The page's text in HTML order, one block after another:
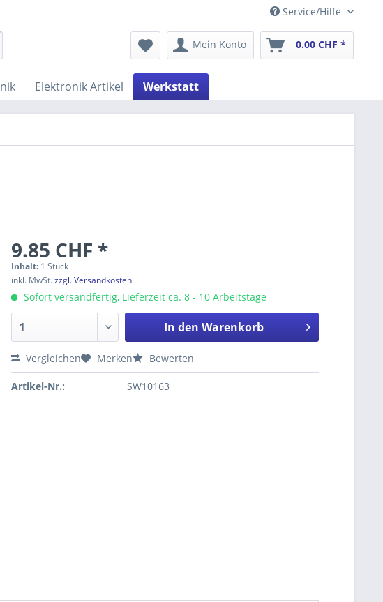
Service/Hilfe
Mein Konto 0.00 CHF *
Elektronik Artikel Werkstatt
9.85 CHF *
Inhalt: 1 Stück
inkl. MwSt.zzgl. Versandkosten
Sofort versandfertig, Lieferzeit ca. 8 - 10 Arbeitstage
In den Warenkorb
Vergleichen Merken Bewerten
Artikel-Nr.: SW10163